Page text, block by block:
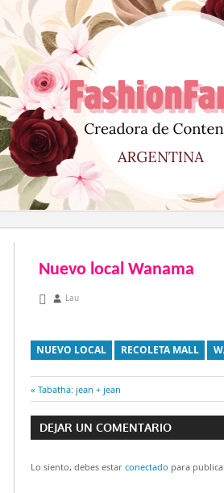
al
contenido
Nuevo local Wanama
diciembre 2, 2012
Lau
NUEVO LOCAL RECOLETA MALL
Navegación
de
entradas
Entrada
anterior:
Tabatha: jean + jean
DEJAR UN COMENTARIO
Lo siento, debes estar conectado para